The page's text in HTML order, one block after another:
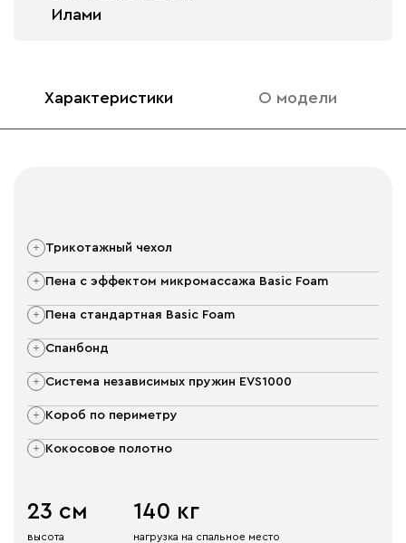
Илами
Характеристики О модели
трикотажный чехол
пена с эффектом микромассажа Basic Foam
пена стандартная Basic Foam
спанбонд
система независимых пружин EVS1000
короб по периметру
кокосовое полотно
23 см
высота
140 кг
нагрузка на спальное место